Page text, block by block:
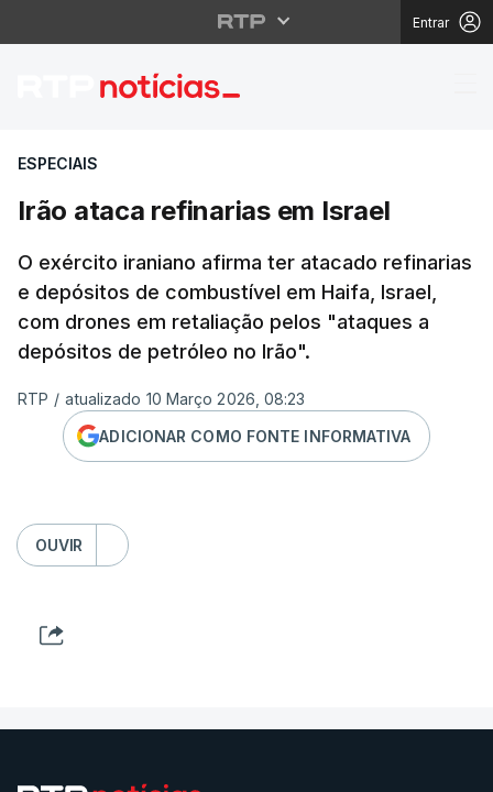
Entrar
Irão ataca refinarias
ESPECIAIS
Irão ataca refinarias em Israel
O exército iraniano afirma ter atacado refinarias
e depósitos de combustível em Haifa, Israel,
com drones em retaliação pelos "ataques a
depósitos de petróleo no Irão".
RTP / atualizado 10 Março 2026, 08:23
ADICIONAR COMO FONTE INFORMATIVA
OUVIR